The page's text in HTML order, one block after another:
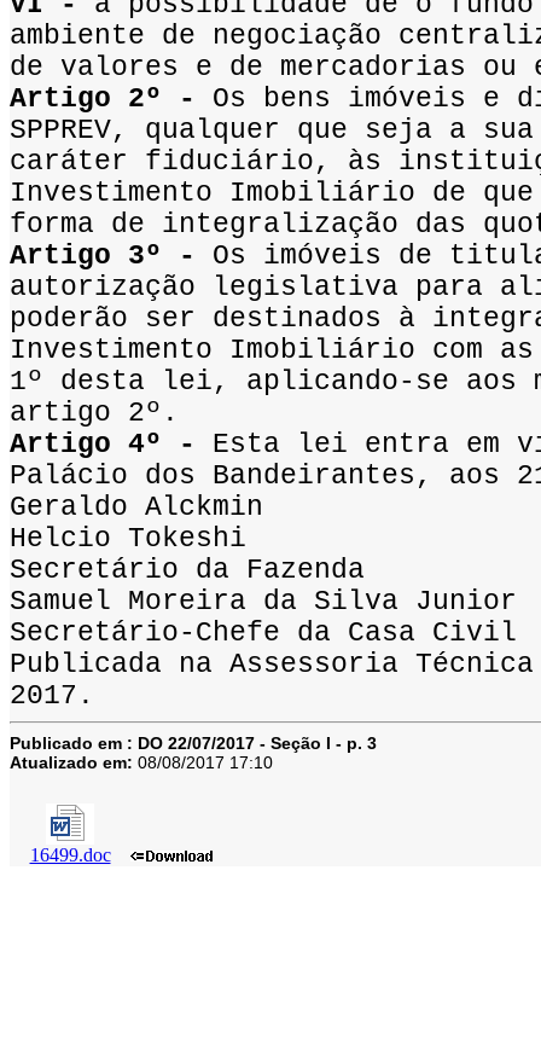
ambiente de negociação
de valores e de mercadorias ou
Artigo 2º -
Os bens imóveis e
SPPREV, qualquer que seja a
caráter fiduciário, às
Investimento Imobiliário de
forma de integralização das
Artigo 3º -
Os imóveis de
autorização legislativa para
poderão ser destinados à
Investimento Imobiliário com
1º desta lei, aplicando-se aos
artigo 2º.
Artigo 4º -
Esta lei entra em
Palácio dos Bandeirantes, aos
Geraldo Alckmin
Helcio Tokeshi
Secretário da Fazenda
Samuel Moreira da Silva Junior
Secretário-Chefe da Casa Civil
Publicada na Assessoria
2017.
Publicado em : DO 22/07/2017 - Seção I - p. 3
Atualizado em: 08/08/2017 17:10
16499.doc